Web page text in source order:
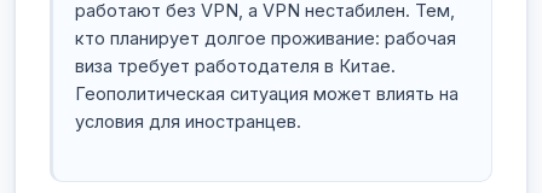
работают без VPN, а VPN нестабилен. Тем,
кто планирует долгое проживание: рабочая
виза требует работодателя в Китае.
Геополитическая ситуация может влиять на
условия для иностранцев.